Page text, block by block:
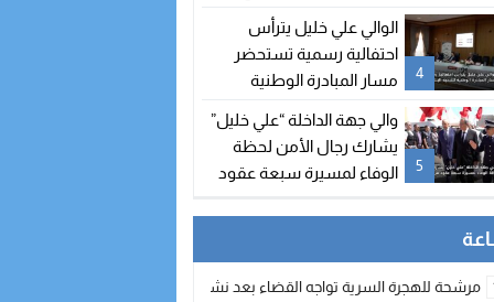
4
الوالي علي خليل يترأس
احتفالية رسمية تستحضر
مسار المبادرة الوطنية
5
والي جهة الداخلة “علي خليل”
يشارك رجال الأمن لحظة
الوفاء لمسيرة سبعة عقود
مرشحة للهجرة السرية تواجه القضاء بعد نشر معطيات مضللة